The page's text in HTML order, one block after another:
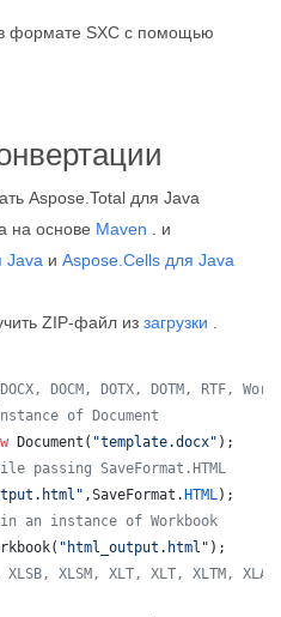
формате SXC с помощью
Aspose.Total для Java
на основе Maven . и
Java и Aspose.Cells для Java
ZIP-файл из загрузки
DOCM, DOTX, DOTM, RTF,
of Document
Document ( "template.docx" );
passing SaveFormat.HTML
,SaveFormat . HTML);
an instance of Workbook
( "html_output.html" );
XLSM, XLT, XLT, XLTM,